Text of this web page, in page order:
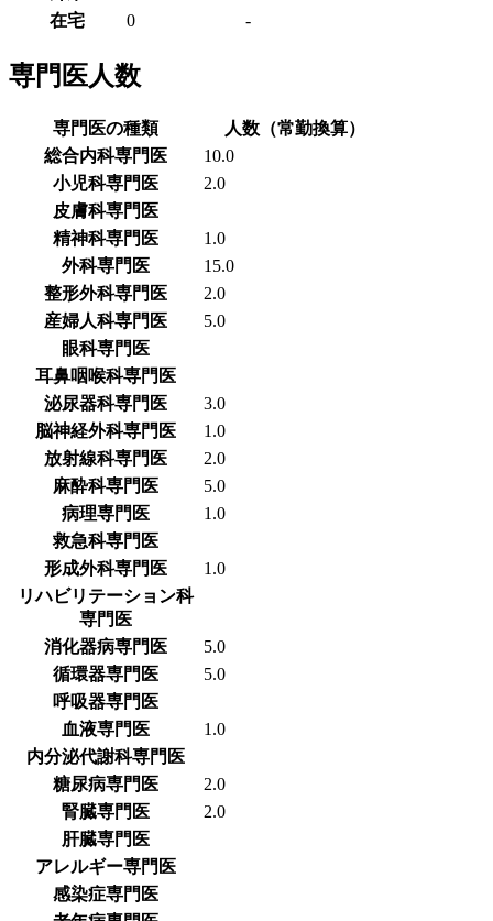
在宅
0 -
専門医人数
専門医の種類
人数（常勤換算）
総合内科専門医
10.0
小児科専門医
2.0
皮膚科専門医
精神科専門医
1.0
外科専門医
15.0
整形外科専門医
2.0
産婦人科専門医
5.0
眼科専門医
耳鼻咽喉科専門医
泌尿器科専門医
3.0
脳神経外科専門医
1.0
放射線科専門医
2.0
麻酔科専門医
5.0
病理専門医
1.0
救急科専門医
形成外科専門医
1.0
リハビリテーション科
専門医
消化器病専門医
5.0
循環器専門医
5.0
呼吸器専門医
血液専門医
1.0
内分泌代謝科専門医
糖尿病専門医
2.0
腎臓専門医
2.0
肝臓専門医
アレルギー専門医
感染症専門医